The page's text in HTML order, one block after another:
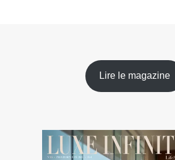
Lire le magazine